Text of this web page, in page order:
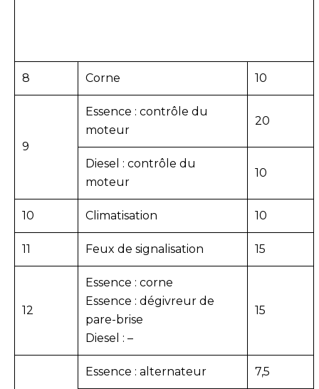
8 Corne 10
9
Essence : contrôle du
moteur
20
Diesel : contrôle du
moteur
10
10 Climatisation 10
11 Feux de signalisation 15
12
Essence : corne
Essence : dégivreur de
pare-brise
Diesel : –
15
Essence : alternateur 7,5